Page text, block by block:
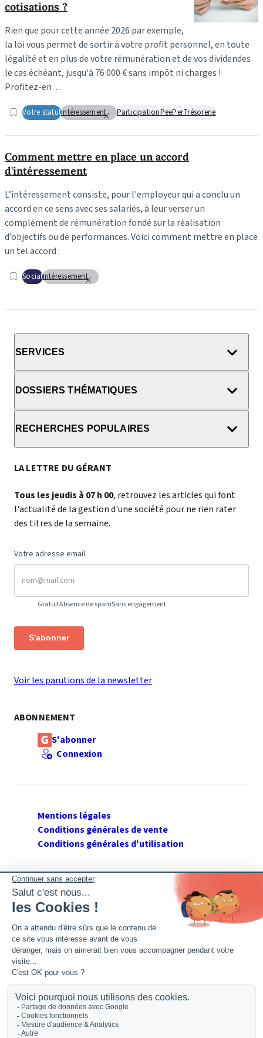
cotisations ?
Rien que pour cette année 2026 par exemple,
la loi vous permet de sortir à votre profit personnel, en toute
légalité et en plus de votre rémunération et de vos dividendes
le cas échéant, jusqu'à 76 000 € sans impôt ni charges !
Profitez-en…
Votre statutIntéressement ParticipationPeePerTrésorerie
Comment mettre en place un accord
d'intéressement
L’intéressement consiste, pour l'employeur qui a conclu un
accord en ce sens avec ses salariés, à leur verser un
complément de rémunération fondé sur la réalisation
d’objectifs ou de performances. Voici comment mettre en place
un tel accord :
SocialIntéressement
SERVICES
DOSSIERS THÉMATIQUES
RECHERCHES POPULAIRES
LA LETTRE DU GÉRANT
Tous les jeudis à 07 h 00, retrouvez les articles qui font
l'actualité de la gestion d'une société pour ne rien rater
des titres de la semaine.
Votre adresse email
GratuitAbsence de spamSans engagement
S'abonner
Voir les parutions de la newsletter
ABONNEMENT
S'abonner
Connexion
Mentions légales
Conditions générales de vente
Conditions générales d'utilisation
SUIVEZ GERANT DE SARL
Twitter
Facebook